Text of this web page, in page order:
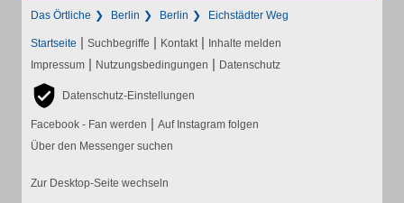
Das Örtliche Berlin Berlin Eichstädter Weg
Startseite | Suchbegriffe | Kontakt | Inhalte melden
Impressum | Nutzungsbedingungen | Datenschutz
Datenschutz-Einstellungen
Facebook - Fan werden | Auf Instagram folgen
Über den Messenger suchen
Zur Desktop-Seite wechseln